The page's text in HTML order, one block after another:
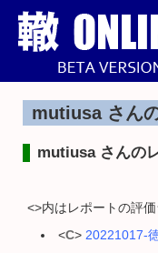
mutiusa さん
mutiusa さんの
<>内はレポートの評
<C> 20221017-